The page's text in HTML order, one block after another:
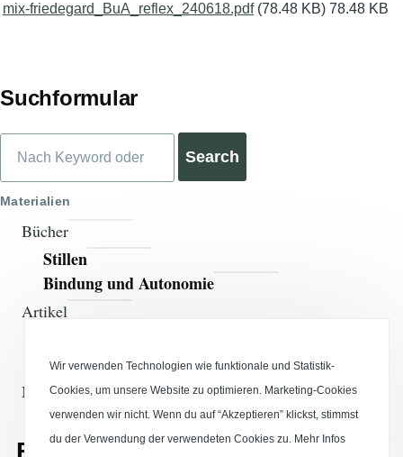
mix-friedegard_BuA_reflex_240618.pdf (78.48 KB) 78.48 KB
Suchformular
Materialien
Bücher
Stillen
Bindung und Autonomie
Artikel
Spiel mit Wasser und Farbe
Materialien
Hinweis!
Wir verwenden Technologien wie funktionale und Statistik-
Cookies, um unsere Website zu optimieren. Marketing-Cookies
verwenden wir nicht. Wenn du auf “Akzeptieren” klickst, stimmst
du der Verwendung der verwendeten Cookies zu. Mehr Infos